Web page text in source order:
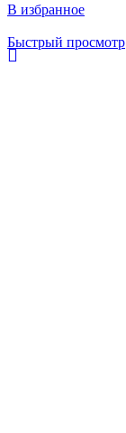
В избранное
Быстрый просмотр